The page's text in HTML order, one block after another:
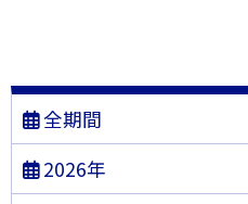
全期間
2026年